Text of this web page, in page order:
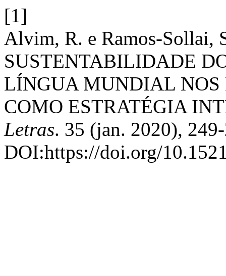
[1]
Alvim, R. e Ramos-Sollai,
SUSTENTABILIDADE
LÍNGUA MUNDIAL NOS
COMO ESTRATÉGIA
Letras. 35 (jan. 2020),
DOI:https://doi.org/